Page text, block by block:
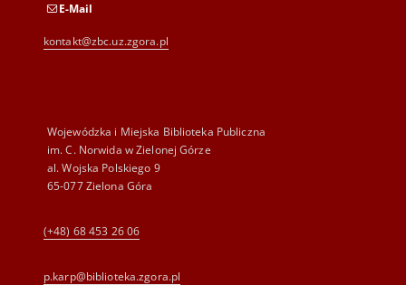
E-Mail
kontakt@zbc.uz.zgora.pl
Wojewódzka i Miejska Biblioteka Publiczna
im. C. Norwida w Zielonej Górze
al. Wojska Polskiego 9
65-077 Zielona Góra
(+48) 68 453 26 06
p.karp@biblioteka.zgora.pl